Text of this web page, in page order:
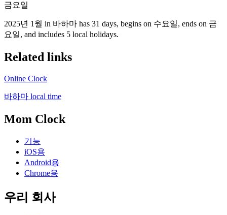
금요일
2025년 1월 in 바하마 has 31 days, begins on 수요일, ends on 금
요일, and includes 5 local holidays.
Related links
Online Clock
바하마 local time
Mom Clock
기능
iOS용
Android용
Chrome용
우리 회사